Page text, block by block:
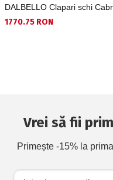
DALBELLO Clapari schi
1770.75 RON
Vrei să fii
Primește -15% la